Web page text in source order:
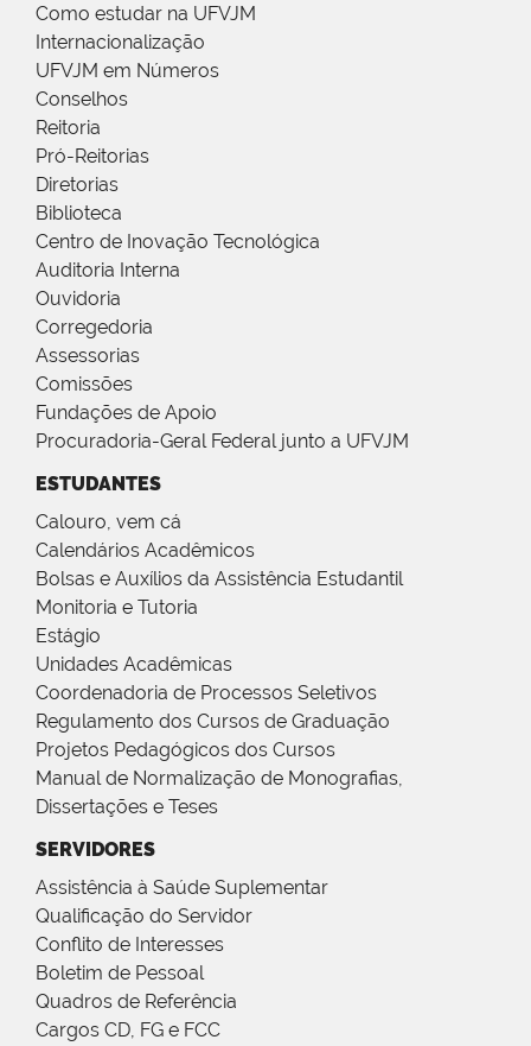
Como estudar na UFVJM
Internacionalização
UFVJM em Números
Conselhos
Reitoria
Pró-Reitorias
Diretorias
Biblioteca
Centro de Inovação Tecnológica
Auditoria Interna
Ouvidoria
Corregedoria
Assessorias
Comissões
Fundações de Apoio
Procuradoria-Geral Federal junto a UFVJM
ESTUDANTES
Calouro, vem cá
Calendários Acadêmicos
Bolsas e Auxílios da Assistência Estudantil
Monitoria e Tutoria
Estágio
Unidades Acadêmicas
Coordenadoria de Processos Seletivos
Regulamento dos Cursos de Graduação
Projetos Pedagógicos dos Cursos
Manual de Normalização de Monografias,
Dissertações e Teses
SERVIDORES
Assistência à Saúde Suplementar
Qualificação do Servidor
Conflito de Interesses
Boletim de Pessoal
Quadros de Referência
Cargos CD, FG e FCC